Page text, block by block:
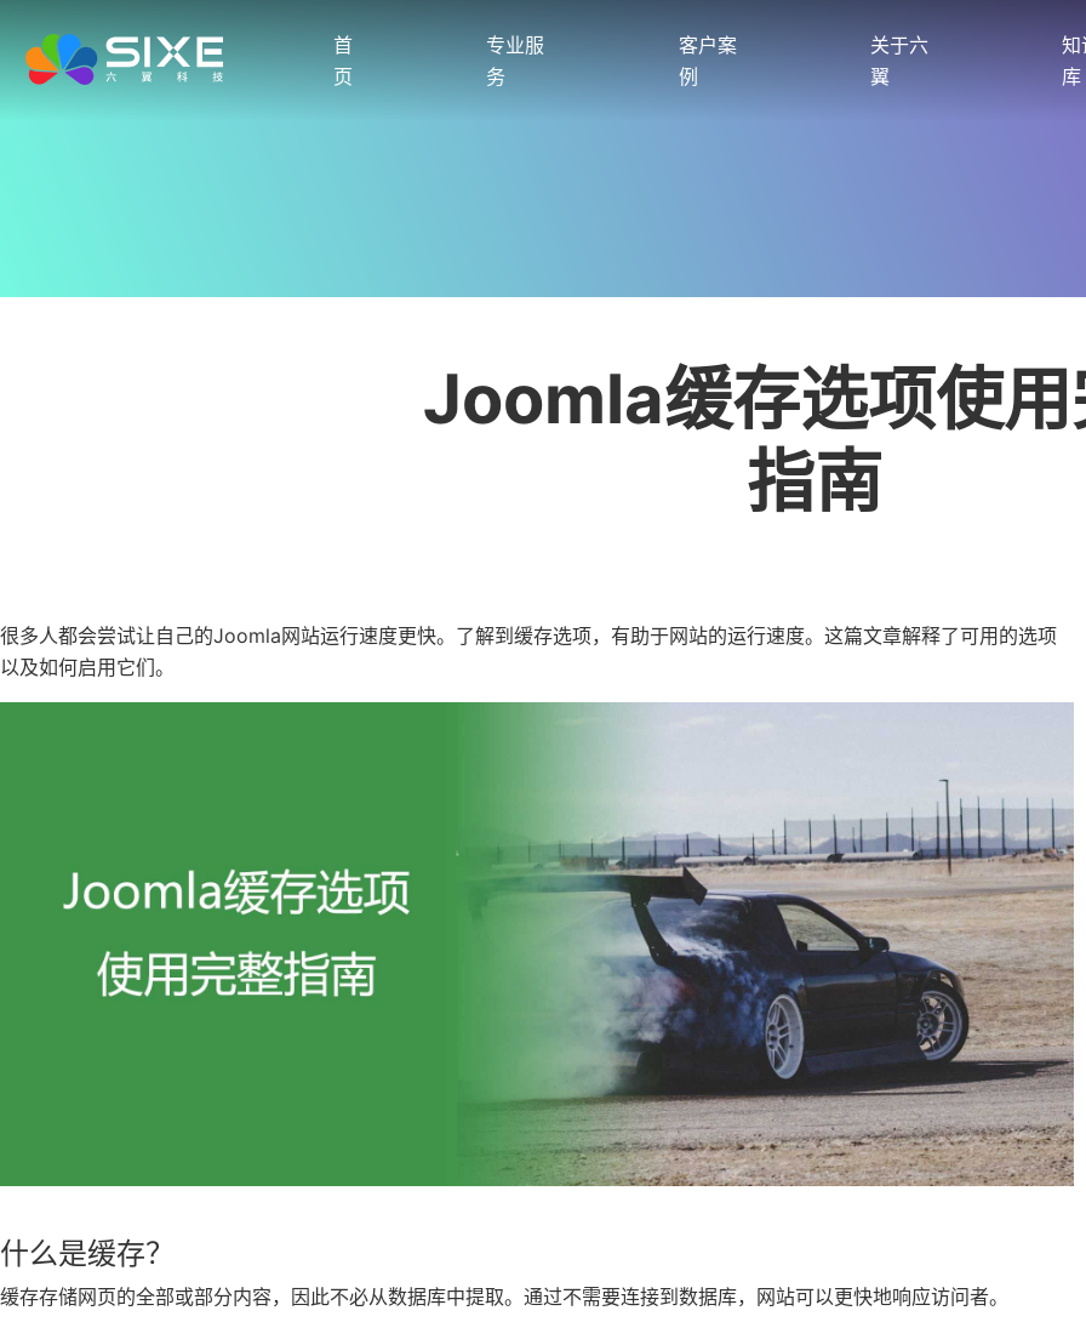
首
页
专业服
务
客户案
例
关于六
翼
知
库
Joomla缓存选项使用
指南
很多人都会尝试让自己的Joomla网站运行速度更快。了解到缓存选项，有助于网站的运行速度。这篇文章解释了可用的选项
以及如何启用它们。
什么是缓存？
缓存存储网页的全部或部分内容，因此不必从数据库中提取。通过不需要连接到数据库，网站可以更快地响应访问者。